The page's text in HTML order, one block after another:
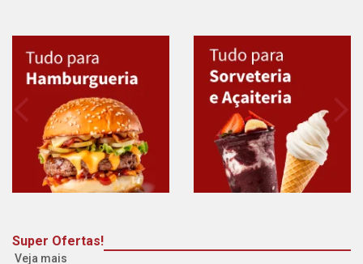
Super Ofertas!
Veja mais